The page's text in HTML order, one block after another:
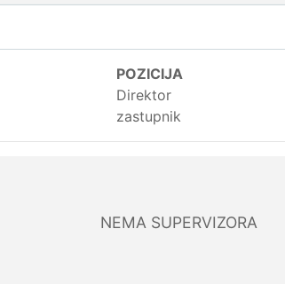
POZICIJA
Direktor
zastupnik
NEMA SUPERVIZORA